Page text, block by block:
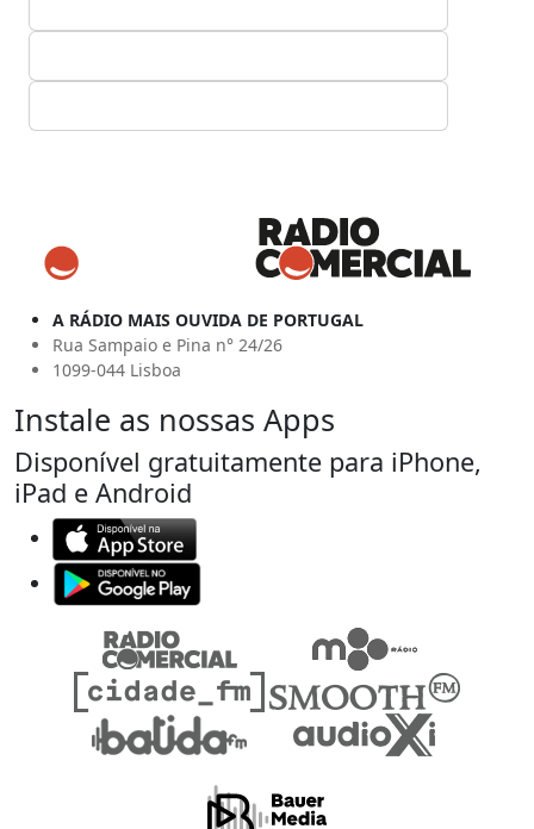
A RÁDIO MAIS OUVIDA DE PORTUGAL
Rua Sampaio e Pina n° 24/26
1099-044 Lisboa
Instale as nossas Apps
Disponível gratuitamente para iPhone,
iPad e Android